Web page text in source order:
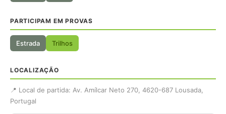
PARTICIPAM EM PROVAS
Estrada Trilhos
LOCALIZAÇÃO
📍 Local de partida: Av. Amílcar Neto 270, 4620-687 Lousada,
Portugal